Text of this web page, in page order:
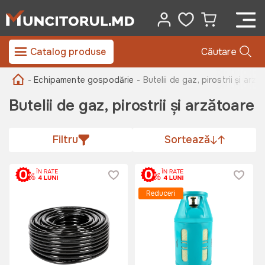
Catalog produse Căutare
- Echipamente gospodărie - Butelii de gaz, pirostrii și
Butelii de gaz, pirostrii și arzătoare
Filtru Sortează
Reduceri